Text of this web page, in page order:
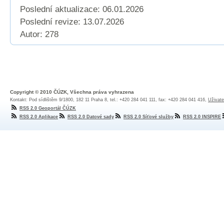
Poslední aktualizace: 06.01.2026
Poslední revize: 13.07.2026
Autor: 278
Copyright © 2010 ČÚZK, Všechna práva vyhrazena
Kontakt: Pod sídlištěm 9/1800, 182 11 Praha 8, tel.: +420 284 041 111, fax: +420 284 041 416,
RSS 2.0 Geoportál ČÚZK
RSS 2.0 Aplikace
RSS 2.0 Datové sady RSS 2.0 Síťové služby RSS 2.0 INSPIRE